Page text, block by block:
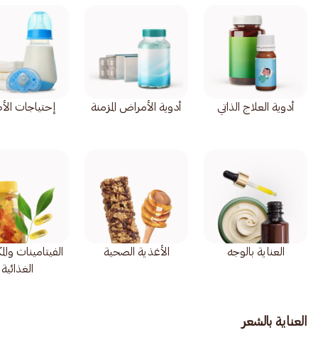
أدوية العلاج الذاتي أدوية الأمراض المزمنة إحتياجات
العناية بالوجه الأغذية الصحية
الفيتامينات
الغذائية
العناية بالشعر